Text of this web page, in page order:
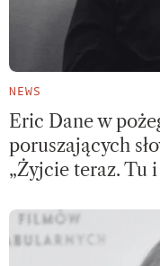
NEWS
Eric Dane w
poruszających
„Żyjcie teraz. Tu i